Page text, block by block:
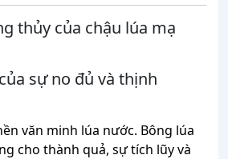
thủy của chậu lúa mạ
sự no đủ và thịnh
văn minh lúa nước. Bông lúa
cho thành quả, sự tích lũy và